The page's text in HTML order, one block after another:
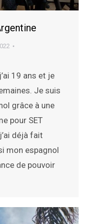
19 ans et je
Je suis
grâce à une
pour SET
déjà fait
mon espagnol
de pouvoir